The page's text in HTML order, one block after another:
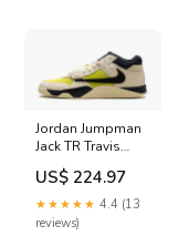
Jordan Jumpman
Jack TR Travis
Scott Bright
Cactus
Schoenmaat:EU
50.5
US$ 224.97
★★★★★ 4.4 (13
reviews)